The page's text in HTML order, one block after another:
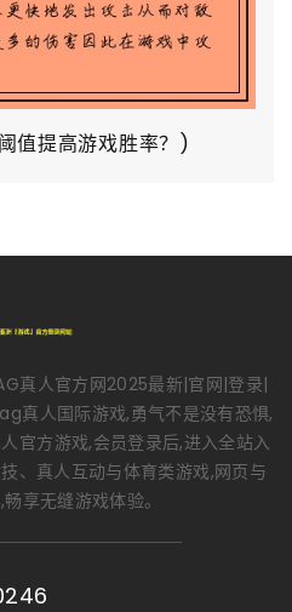
值提高游戏胜率？)
真人官方网2025最新|官网|登录|
真人国际游戏,勇气不是没有恐惧,
官方游戏,会员登录后,进入全站入
、真人互动与体育类游戏,网页与
享无缝游戏体验。